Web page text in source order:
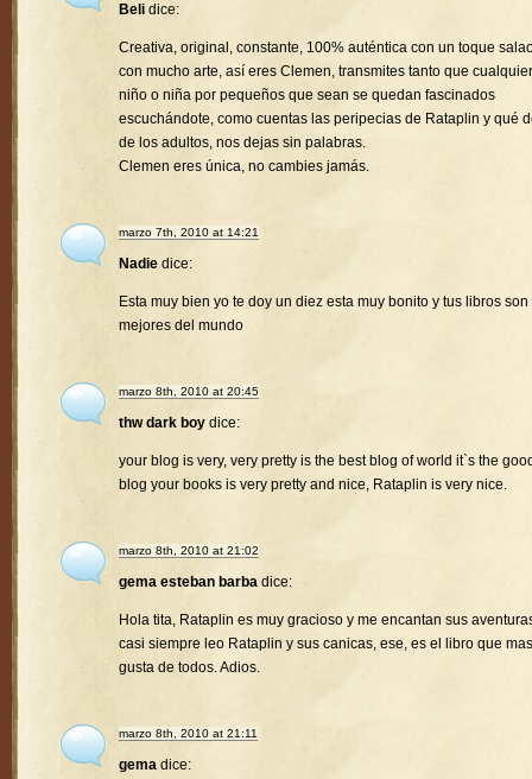
Beli dice:
Creativa, original, constante, 100% auténtica con un toque
con mucho arte, así eres Clemen, transmites tanto que cualquier
niño o niña por pequeños que sean se quedan fascinados
escuchándote, como cuentas las peripecias de Rataplin y qué
de los adultos, nos dejas sin palabras.
Clemen eres única, no cambies jamás.
marzo 7th, 2010 at 14:21
Nadie dice:
Esta muy bien yo te doy un diez esta muy bonito y tus libros son
mejores del mundo
marzo 8th, 2010 at 20:45
thw dark boy dice:
your blog is very, very pretty is the best blog of world it`s the
blog your books is very pretty and nice, Rataplin is very nice.
marzo 8th, 2010 at 21:02
gema esteban barba dice:
Hola tita, Rataplin es muy gracioso y me encantan sus
casi siempre leo Rataplin y sus canicas, ese, es el libro que
gusta de todos. Adios.
marzo 8th, 2010 at 21:11
gema dice: